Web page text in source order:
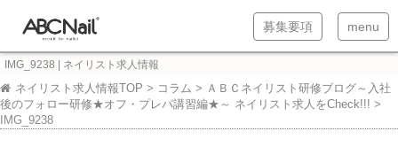
T
o
g
l
募集要項
T
o
g
l
menu
IMG_9238 | ネイリスト求人情報
ネイリスト求人情報TOP > コラム > ＡＢＣネイリスト研修ブログ～入社
後のフォロー研修★オフ・プレパ講習編★～ ネイリスト求人をCheck!!! >
IMG_9238